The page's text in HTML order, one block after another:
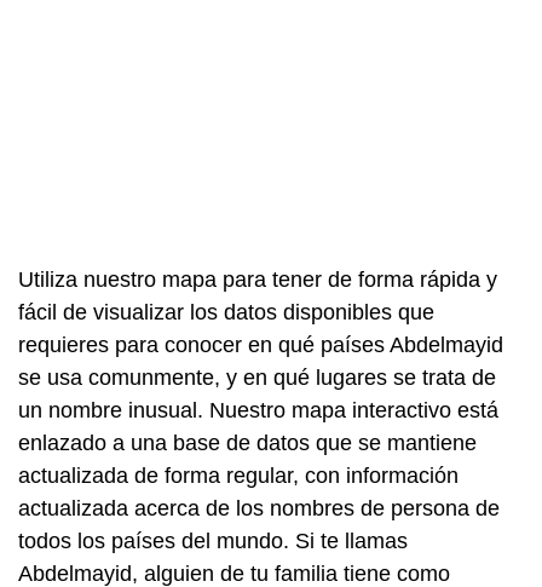
Utiliza nuestro mapa para tener de forma rápida y
fácil de visualizar los datos disponibles que
requieres para conocer en qué países Abdelmayid
se usa comunmente, y en qué lugares se trata de
un nombre inusual. Nuestro mapa interactivo está
enlazado a una base de datos que se mantiene
actualizada de forma regular, con información
actualizada acerca de los nombres de persona de
todos los países del mundo. Si te llamas
Abdelmayid, alguien de tu familia tiene como